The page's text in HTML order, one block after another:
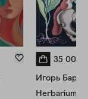
35 000
Игорь
Herbarium III